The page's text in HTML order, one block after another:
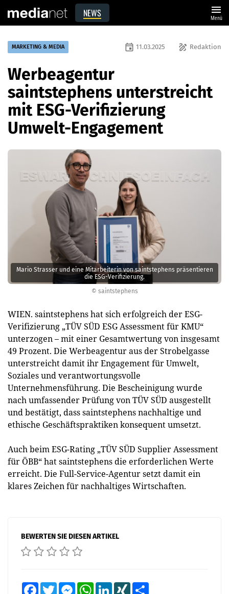
NEWS menu
Menü
© saintstephens
Mario Strasser und eine Mitarbeiterin von saintstephens präsentieren
die ESG-Verifizierung.
MARKETING & MEDIA draw Redaktion
event 11.03.2025
Werbeagentur
saintstephens unterstreicht
mit ESG-Verifizierung
Umwelt-Engagement
WIEN. saintstephens hat sich erfolgreich der ESG-
Verifizierung „TÜV SÜD ESG Assessment für KMU“
unterzogen – mit einer Gesamtwertung von insgesamt
49 Prozent. Die Werbeagentur aus der Strobelgasse
unterstreicht damit ihr Engagement für Umwelt,
Soziales und verantwortungsvolle
Unternehmensführung. Die Bescheinigung wurde
nach umfassender Prüfung von TÜV SÜD ausgestellt
und bestätigt, dass saintstephens nachhaltige und
ethische Geschäftspraktiken konsequent umsetzt.
Auch beim ESG-Rating „TÜV SÜD Supplier Assessment
für ÖBB“ hat saintstephens die erforderlichen Werte
erreicht. Die Full-Service-Agentur setzt damit ein
klares Zeichen für nachhaltiges Wirtschaften.
BEWERTEN SIE DIESEN ARTIKEL
FacebookTwitter MessengerWhatsAppLinkedInXING